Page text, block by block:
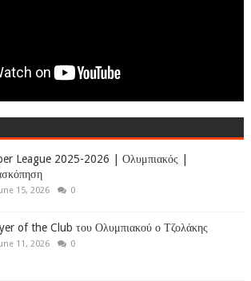
League 2025-2026 | Ολυμπιακός |
15, 2026 0
of the Club του Ολυμπιακού ο Τζολάκης
11, 2026 0